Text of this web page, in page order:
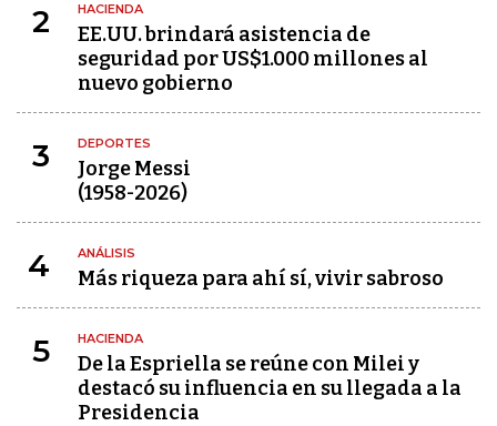
2 HACIENDA
EE.UU. brindará asistencia de
seguridad por US$1.000 millones al
nuevo gobierno
3 DEPORTES
Jorge Messi
(1958-2026)
4 ANÁLISIS
Más riqueza para ahí sí, vivir sabroso
5 HACIENDA
De la Espriella se reúne con Milei y
destacó su influencia en su llegada a la
Presidencia